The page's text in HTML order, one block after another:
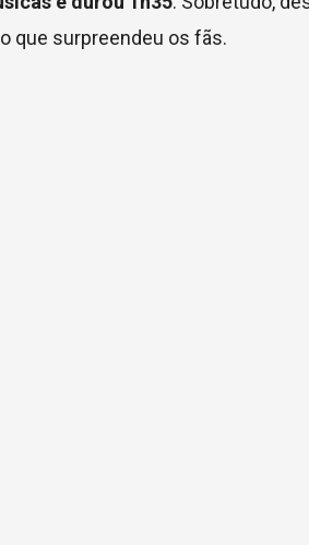
que surpreendeu os fãs.